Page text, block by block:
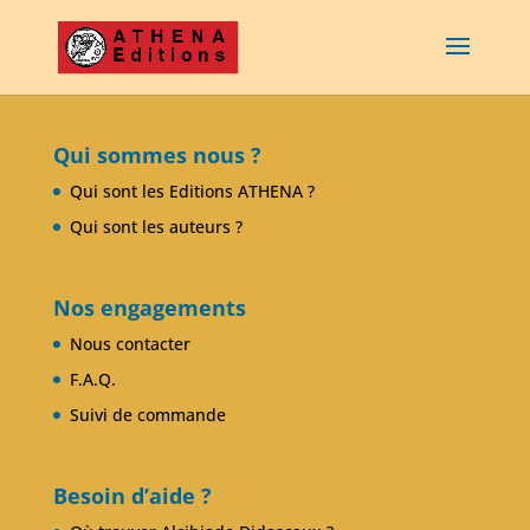
Qui sommes nous ?
Qui sont les Editions ATHENA ?
Qui sont les auteurs ?
Nos engagements
Nous contacter
F.A.Q.
Suivi de commande
Besoin d’aide ?